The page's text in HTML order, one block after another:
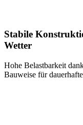
Stabile
Wetter
Hohe Belastbarkeit
Bauweise für